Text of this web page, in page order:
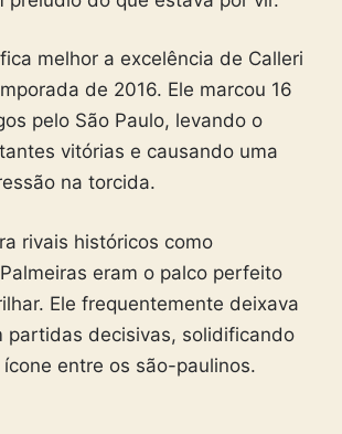
melhor a excelência de Calleri
de 2016. Ele marcou 16
pelo São Paulo, levando o
vitórias e causando uma
na torcida.
rivais históricos como
eram o palco perfeito
Ele frequentemente deixava
partidas decisivas, solidificando
entre os são-paulinos.